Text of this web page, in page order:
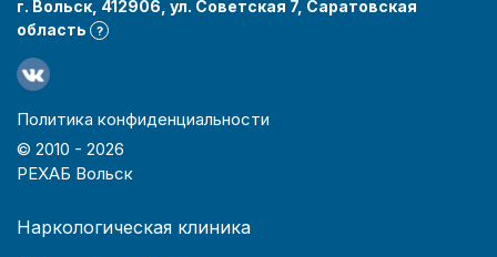
г. Вольск, 412906, ул. Советская 7, Саратовская
область
?
Политика конфиденциальности
© 2010 - 2026
РЕХАБ Вольск
Наркологическая клиника